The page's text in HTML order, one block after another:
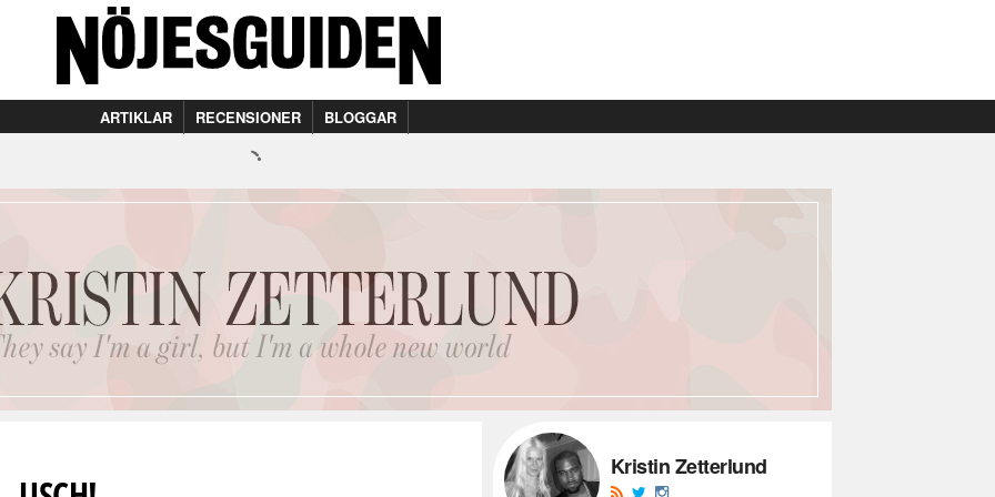
ARTIKLAR RECENSIONER BLOGGAR
Kristin Zetterlund